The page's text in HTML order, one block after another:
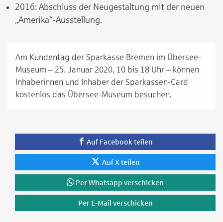
2016: Abschluss der Neugestaltung mit der neuen
„Amerika“-Ausstellung.
Am Kundentag der Sparkasse Bremen im Übersee-
Museum – 25. Januar 2020, 10 bis 18 Uhr – können
Inhaberinnen und Inhaber der Sparkassen-Card
kostenlos das Übersee-Museum besuchen.
Auf Facebook teilen
Auf X teilen
Per Whatsapp verschicken
Per E-Mail verschicken